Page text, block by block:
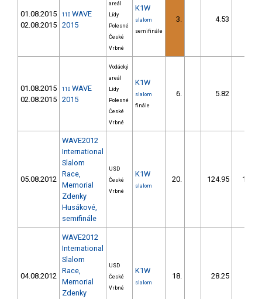
01.08.2015
02.08.2015
110 WAVE
2015
areál
Lídy
Polesné
České
Vrbné
K1W
slalom
semifinále
3. 4.53
01.08.2015
02.08.2015
110 WAVE
2015
Vodácký
areál
Lídy
Polesné
České
Vrbné
K1W
slalom
finále
6. 5.82
05.08.2012
WAVE2012
International
Slalom
Race,
Memorial
Zdenky
Husákové,
semifinále
USD
České
Vrbné
K1W
slalom
20. 124.95 104,4
04.08.2012
WAVE2012
International
Slalom
Race,
Memorial
Zdenky
USD
České
Vrbné
K1W
slalom
18. 28.25